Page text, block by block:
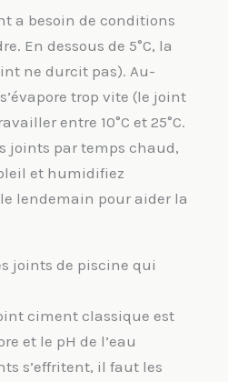
a besoin de conditions
En dessous de 5°C, la
ne durcit pas). Au-
trop vite (le joint
entre 10°C et 25°C.
joints par temps chaud,
et humidifiez
lendemain pour aider la
joints de piscine qui
ciment classique est
et le pH de l’eau
s’effritent, il faut les